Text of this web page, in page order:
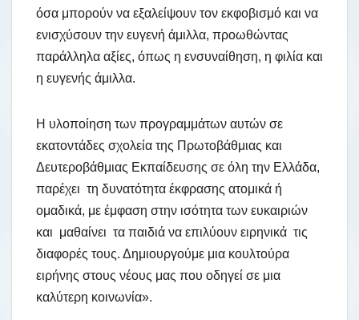
όσα μπορούν να εξαλείψουν τον εκφοβισμό και να
ενισχύσουν την ευγενή άμιλλα, προωθώντας
παράλληλα αξίες, όπως η ενσυναίθηση, η φιλία και
η ευγενής άμιλλα.
Η υλοποίηση των προγραμμάτων αυτών σε
εκατοντάδες σχολεία της Πρωτοβάθμιας και
Δευτεροβάθμιας Εκπαίδευσης σε όλη την Ελλάδα,
παρέχει τη δυνατότητα έκφρασης ατομικά ή
ομαδικά, με έμφαση στην ισότητα των ευκαιριών
και μαθαίνει τα παιδιά να επιλύουν ειρηνικά τις
διαφορές τους. Δημιουργούμε μια κουλτούρα
ειρήνης στους νέους μας που οδηγεί σε μια
καλύτερη κοινωνία».